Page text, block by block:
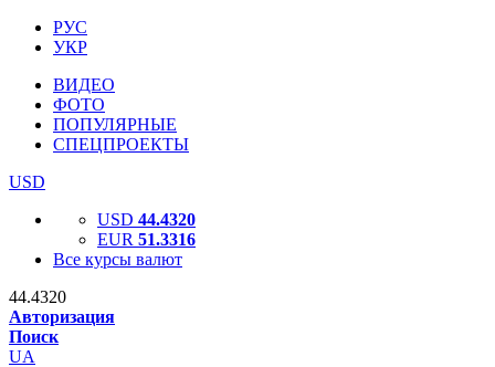
РУС
УКР
ВИДЕО
ФОТО
ПОПУЛЯРНЫЕ
СПЕЦПРОЕКТЫ
USD
USD 44.4320
EUR 51.3316
Все курсы валют
44.4320
Авторизация
Поиск
UA